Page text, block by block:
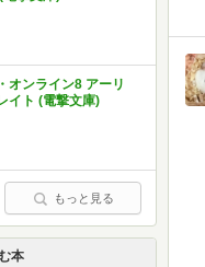
オンライン8 アーリ
イト (電撃文庫)
もっと見る
本